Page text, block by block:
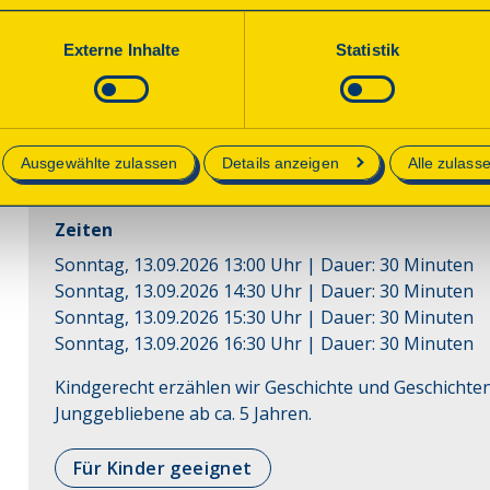
und kann jederzeit aktualisiert oder widerrufen
nur essenzielle Cookies auf der Webseite gesetzt, die
Externe Inhalte Statistik
Ausgewählte zulassen Details anzeigen Alle
s.haagen@burg-hoheneck.de
Führung
Kinderführung
Zeiten
Sonntag, 13.09.2026 13:00 Uhr | Dauer: 30 Minuten
Sonntag, 13.09.2026 14:30 Uhr | Dauer: 30 Minuten
Sonntag, 13.09.2026 15:30 Uhr | Dauer: 30 Minuten
Sonntag, 13.09.2026 16:30 Uhr | Dauer: 30 Minuten
Kindgerecht erzählen wir Geschichte und
Junggebliebene ab ca. 5 Jahren.
Für Kinder geeignet